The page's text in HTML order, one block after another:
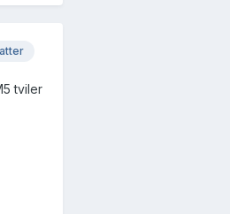
tviler